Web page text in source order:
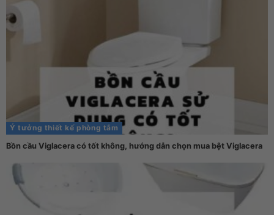
Ý tưởng thiết kế phòng tắm
Bồn cầu Viglacera có tốt không, hướng dẫn chọn mua bệt Viglacera